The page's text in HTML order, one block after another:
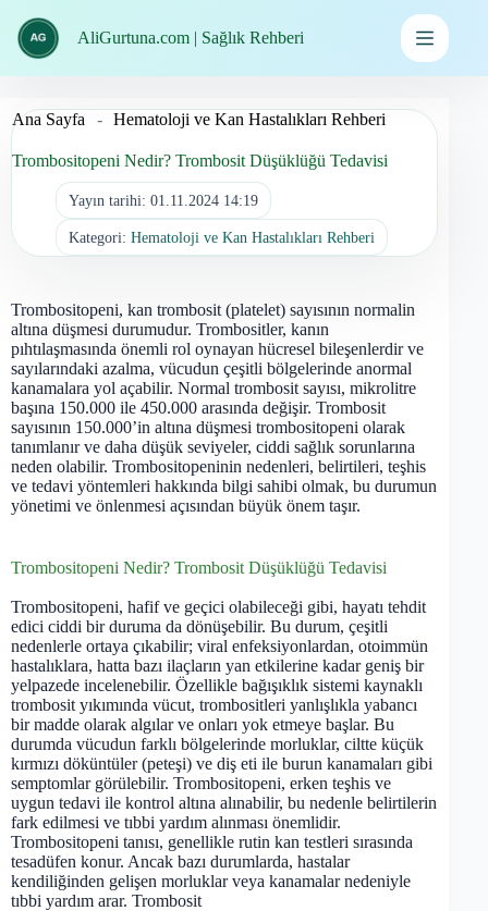
geç
AliGurtuna.com | Sağlık Rehberi
Ana Sayfa - Hematoloji ve Kan Hastalıkları Rehberi
Trombositopeni Nedir? Trombosit Düşüklüğü Tedavisi
Yayın tarihi: 01.11.2024 14:19
Kategori: Hematoloji ve Kan Hastalıkları Rehberi
Trombositopeni, kan trombosit (platelet) sayısının normalin
altına düşmesi durumudur. Trombositler, kanın
pıhtılaşmasında önemli rol oynayan hücresel bileşenlerdir ve
sayılarındaki azalma, vücudun çeşitli bölgelerinde anormal
kanamalara yol açabilir. Normal trombosit sayısı, mikrolitre
başına 150.000 ile 450.000 arasında değişir. Trombosit
sayısının 150.000’in altına düşmesi trombositopeni olarak
tanımlanır ve daha düşük seviyeler, ciddi sağlık sorunlarına
neden olabilir. Trombositopeninin nedenleri, belirtileri, teşhis
ve tedavi yöntemleri hakkında bilgi sahibi olmak, bu durumun
yönetimi ve önlenmesi açısından büyük önem taşır.
Trombositopeni Nedir? Trombosit Düşüklüğü Tedavisi
Trombositopeni, hafif ve geçici olabileceği gibi, hayatı tehdit
edici ciddi bir duruma da dönüşebilir. Bu durum, çeşitli
nedenlerle ortaya çıkabilir; viral enfeksiyonlardan, otoimmün
hastalıklara, hatta bazı ilaçların yan etkilerine kadar geniş bir
yelpazede incelenebilir. Özellikle bağışıklık sistemi kaynaklı
trombosit yıkımında vücut, trombositleri yanlışlıkla yabancı
bir madde olarak algılar ve onları yok etmeye başlar. Bu
durumda vücudun farklı bölgelerinde morluklar, ciltte küçük
kırmızı döküntüler (peteşi) ve diş eti ile burun kanamaları gibi
semptomlar görülebilir. Trombositopeni, erken teşhis ve
uygun tedavi ile kontrol altına alınabilir, bu nedenle belirtilerin
fark edilmesi ve tıbbi yardım alınması önemlidir.
Trombositopeni tanısı, genellikle rutin kan testleri sırasında
tesadüfen konur. Ancak bazı durumlarda, hastalar
kendiliğinden gelişen morluklar veya kanamalar nedeniyle
tıbbi yardım arar. Trombosit